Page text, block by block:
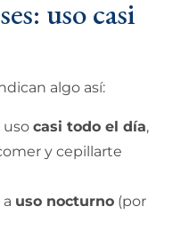
uso casi
algo así:
uso casi todo el día,
y cepillarte
uso nocturno (por